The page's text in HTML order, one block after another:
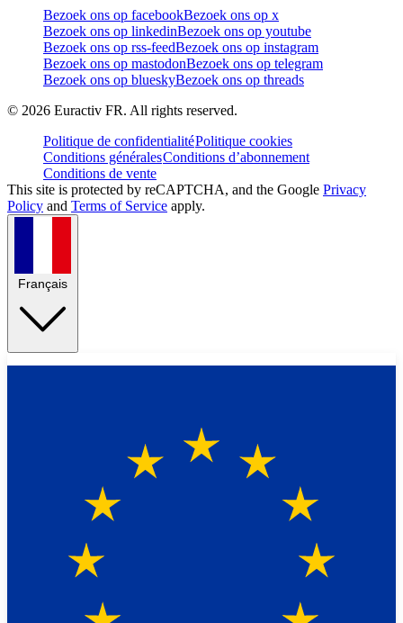
Bezoek ons op facebookBezoek ons op x
Bezoek ons op linkedinBezoek ons op youtube
Bezoek ons op rss-feedBezoek ons op instagram
Bezoek ons op mastodonBezoek ons op telegram
Bezoek ons op blueskyBezoek ons op threads
© 2026 Euractiv FR. All rights reserved.
Politique de confidentialitéPolitique cookies
Conditions généralesConditions d’abonnement
Conditions de vente
This site is protected by reCAPTCHA, and the Google Privacy
Policy and Terms of Service apply.
Français